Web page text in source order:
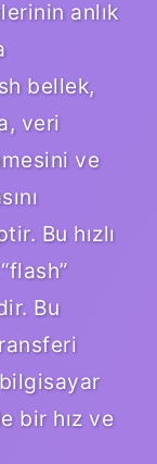
anlık
bellek,
veri
ve
Bu hızlı
Bu
bir hız ve